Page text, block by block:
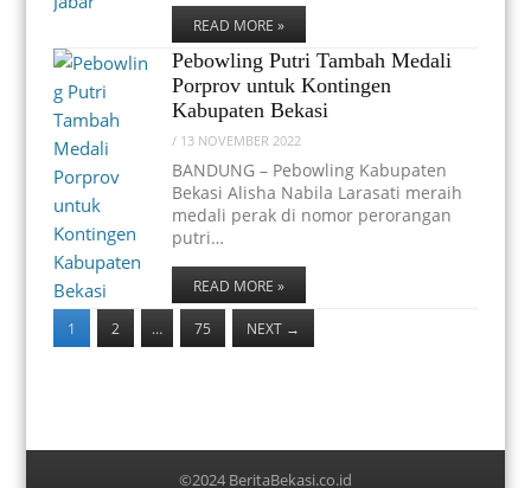
READ MORE »
Pebowling Putri Tambah Medali
Porprov untuk Kontingen
Kabupaten Bekasi
/ 13 NOVEMBER 2022
BANDUNG – Pebowling Kabupaten
Bekasi Alisha Nabila Larasati meraih
medali perak di nomor perorangan
putri…
READ MORE »
1 2 … 75 NEXT →
©2024 BeritaBekasi.co.id